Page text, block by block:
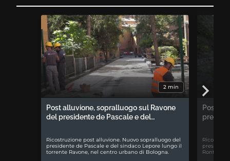
2 min
Post alluvione, sopralluogo sul Ravone
del presidente de Pascale e del…
Ricostruzione post alluvione. Nuovo sopralluogo del
presidente de Pascale e del sindaco Lepore lungo il
torrente Ravone, nel centro urbano di Bologna.
Post
Rontini a